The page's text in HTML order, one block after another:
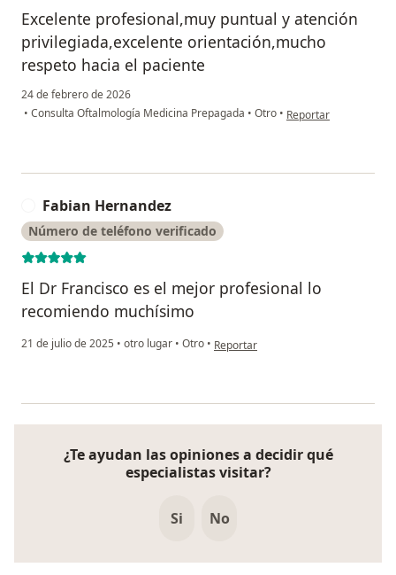
Excelente profesional,muy puntual y atención
privilegiada,excelente orientación,mucho
respeto hacia el paciente
24 de febrero de 2026
• Consulta Oftalmología Medicina Prepagada • Otro • en opinión del
Reportar
Fabian Hernandez
Número de teléfono verificado
El Dr Francisco es el mejor profesional lo
recomiendo muchísimo
21 de julio de 2025 • otro lugar • Otro • en opinión del usuario Fabian
Reportar
¿Te ayudan las opiniones a decidir qué
especialistas visitar?
Si No